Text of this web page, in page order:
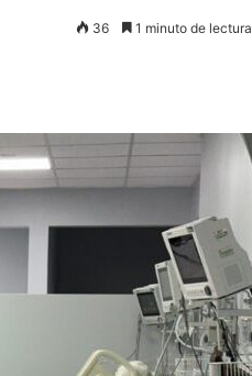
36 1 minuto de lectura